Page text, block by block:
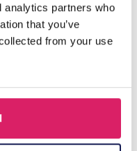
analytics partners who
that you’ve
from your use